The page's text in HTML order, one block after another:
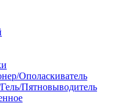
Ополаскиватель
Пятновыводитель